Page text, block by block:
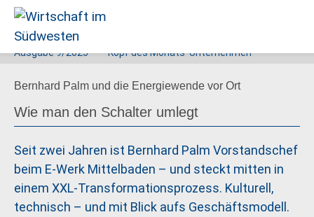
im
Südwesten
Ausgabe9/2025 Kopf des Monats Unternehmen
Bernhard Palm und die Energiewende vor Ort
Wie man den Schalter umlegt
Seit zwei Jahren ist Bernhard Palm Vorstandschef
beim E-Werk Mittelbaden – und steckt mitten in
einem XXL-Transformationsprozess. Kulturell,
technisch – und mit Blick aufs Geschäftsmodell.